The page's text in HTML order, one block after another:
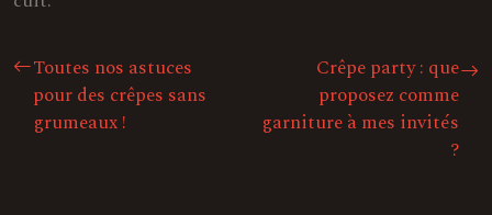
Toutes nos astuces
pour des crêpes sans
grumeaux !
Crêpe party : que
proposez comme
garniture à mes invités
?